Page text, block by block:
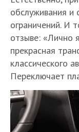
обслуживания и
ограничений. И
отзыве: «Лично
прекрасная
классического
Переключает